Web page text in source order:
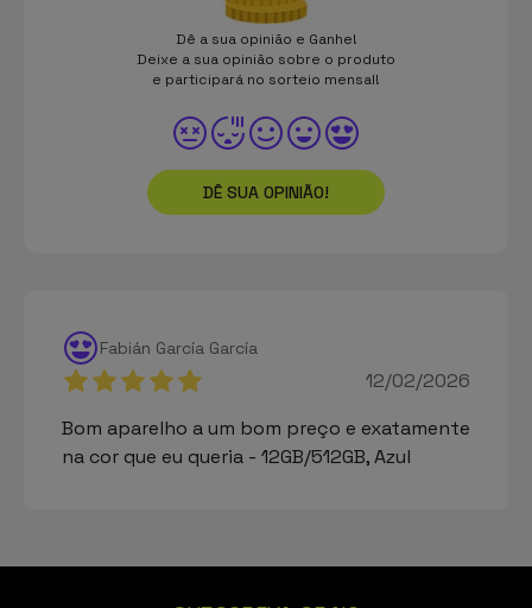
Dê a sua opinião e Ganhe!
Deixe a sua opinião sobre o produto
e participará no sorteio mensal!
DÊ SUA OPINIÃO!
Fabián García García
12/02/2026
Bom aparelho a um bom preço e exatamente
na cor que eu queria - 12GB/512GB, Azul